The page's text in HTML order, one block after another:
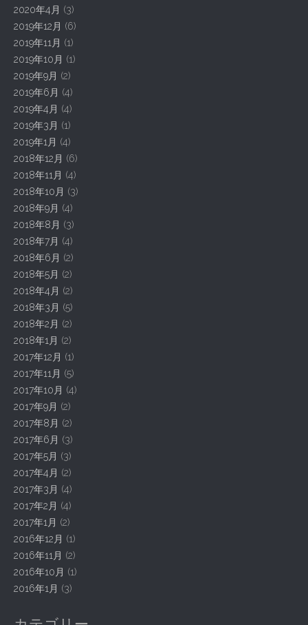
2020年4月 (3)
2019年12月 (6)
2019年11月 (1)
2019年10月 (1)
2019年9月 (2)
2019年6月 (4)
2019年4月 (4)
2019年3月 (1)
2019年1月 (4)
2018年12月 (6)
2018年11月 (4)
2018年10月 (3)
2018年9月 (4)
2018年8月 (3)
2018年7月 (4)
2018年6月 (2)
2018年5月 (2)
2018年4月 (2)
2018年3月 (5)
2018年2月 (2)
2018年1月 (2)
2017年12月 (1)
2017年11月 (5)
2017年10月 (4)
2017年9月 (2)
2017年8月 (2)
2017年6月 (3)
2017年5月 (3)
2017年4月 (2)
2017年3月 (4)
2017年2月 (4)
2017年1月 (2)
2016年12月 (1)
2016年11月 (2)
2016年10月 (1)
2016年1月 (3)